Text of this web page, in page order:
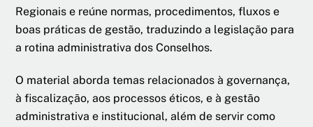
Regionais e reúne normas, procedimentos, fluxos e
boas práticas de gestão, traduzindo a legislação para
a rotina administrativa dos Conselhos.
O material aborda temas relacionados à governança,
à fiscalização, aos processos éticos, e à gestão
administrativa e institucional, além de servir como